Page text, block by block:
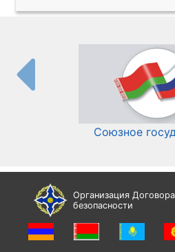
Союзное
Организация
безопасности